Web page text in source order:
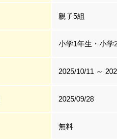
親子5組
小学1年生・小学
2025/10/11 ～
2025/09/28
無料